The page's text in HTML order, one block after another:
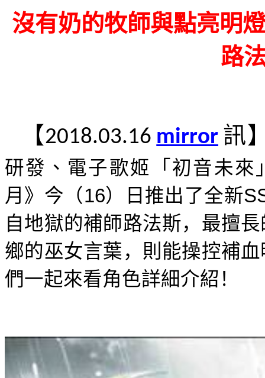
沒有奶的牧師與點亮明
路
【2018.03.16 mirror 訊
研發、電子歌姬「初音未來
月》今（16）日 推出了全新
自地獄的補師路法斯，最擅
鄉的巫女言葉，則能操控補
們一起來看角色詳細介紹！